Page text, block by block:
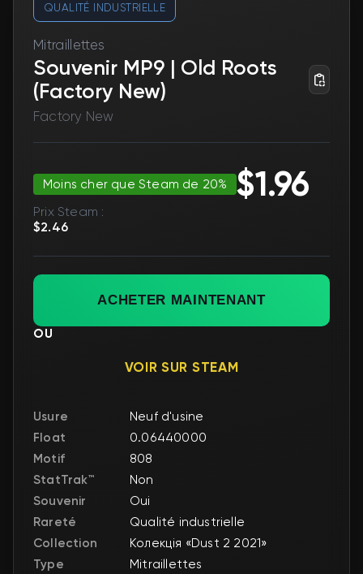
QUALITÉ INDUSTRIELLE
Mitraillettes
Souvenir MP9 | Old Roots
(Factory New)
Factory New
Moins cher que Steam de 20% $1.96
Prix Steam :
$2.46
ACHETER MAINTENANT
OU
VOIR SUR STEAM
Usure
Neuf d'usine
Float
0.06440000
Motif
808
StatTrak™
Non
Souvenir
Oui
Rareté
Qualité industrielle
Collection
Колекція «Dust 2 2021»
Type
Mitraillettes